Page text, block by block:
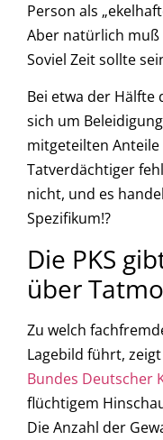
Person als
Aber natürlich
Soviel Zeit sollte
Bei etwa der Hälfte
sich um
mitgeteilten
Tatverdächtiger
nicht, und es
Spezifikum!?
Die PKS
über
Zu welch
Lagebild führt,
Bundes Deutscher
flüchtigem
Die Anzahl der